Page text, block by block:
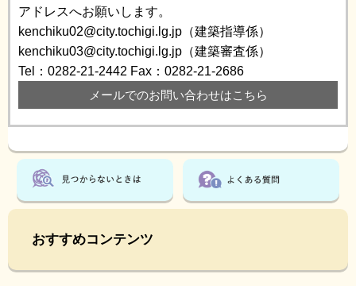
アドレスへお願いします。
kenchiku02@city.tochigi.lg.jp（建築指導係）
kenchiku03@city.tochigi.lg.jp（建築審査係）
Tel：0282-21-2442 Fax：0282-21-2686
メールでのお問い合わせはこちら
おすすめコンテンツ